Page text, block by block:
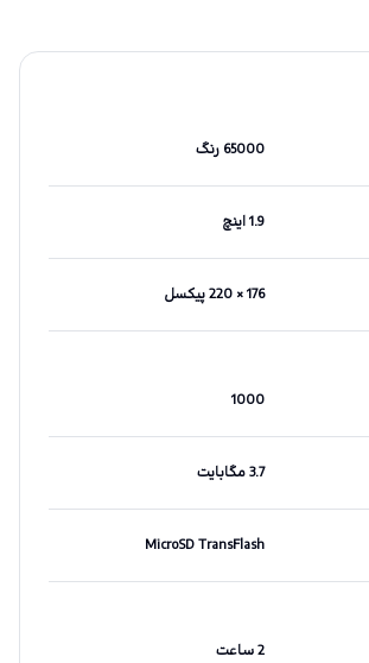
65000 رنگ
1.9 اینچ
176 × 220 پیکسل
1000
3.7 مگابایت
MicroSD TransFlash
2 ساعت